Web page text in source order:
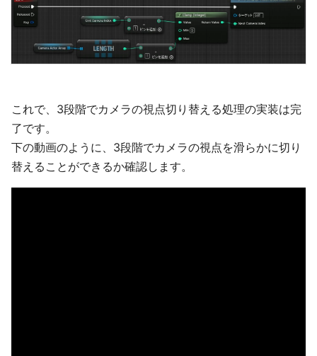
これで、3段階でカメラの視点切り替える処理の実装は完
了です。
下の動画のように、3段階でカメラの視点を滑らかに切り
替えることができるか確認します。